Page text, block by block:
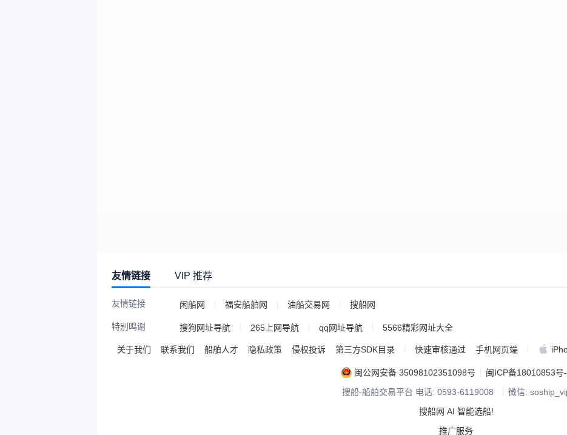
友情链接 VIP 推荐
友情链接 闲船网 福安船舶网 油船交易网 搜船网
特别鸣谢 搜狗网址导航 265上网导航 qq网址导航 5566精彩网址大全
关于我们 联系我们 船舶人才 隐私政策 侵权投诉 第三方SDK目录 快速审核通过 手机网页端
闽公网安备 35098102351098号
闽ICP备18010853号-
搜船-船舶交易平台 电话: 0593-6119008
微信:
搜船网 AI 智能选船!
推广服务